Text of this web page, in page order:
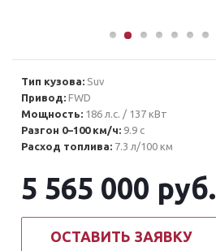
Тип кузова: Suv
Привод: FWD
Мощность: 186 л.с. / 137 кВт
Разгон 0–100 км/ч: 9.9 с
Расход топлива: 7.3 л/100 км
5 565 000 руб.
ОСТАВИТЬ ЗАЯВКУ